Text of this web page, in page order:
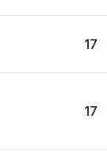
17
17